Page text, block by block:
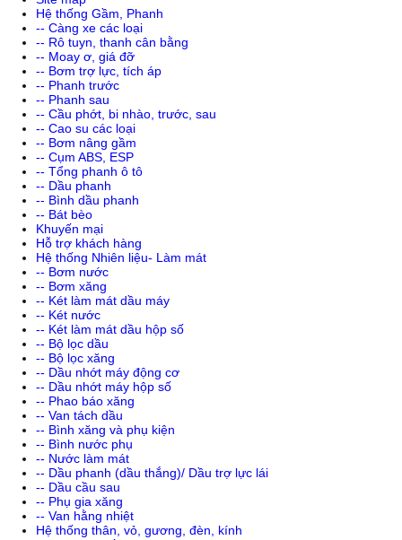
Hệ thống Gầm, Phanh
-- Càng xe các loại
-- Rô tuyn, thanh cân bằng
-- Moay ơ, giá đỡ
-- Bơm trợ lực, tích áp
-- Phanh trước
-- Phanh sau
-- Cầu phớt, bi nhào, trước, sau
-- Cao su các loại
-- Bơm nâng gầm
-- Cụm ABS, ESP
-- Tổng phanh ô tô
-- Dầu phanh
-- Bình dầu phanh
-- Bát bèo
Khuyến mại
Hỗ trợ khách hàng
Hệ thống Nhiên liệu- Làm mát
-- Bơm nước
-- Bơm xăng
-- Két làm mát dầu máy
-- Két nước
-- Két làm mát dầu hộp số
-- Bộ lọc dầu
-- Bộ lọc xăng
-- Dầu nhớt máy động cơ
-- Dầu nhớt máy hộp số
-- Phao báo xăng
-- Van tách dầu
-- Bình xăng và phụ kiện
-- Bình nước phụ
-- Nước làm mát
-- Dầu phanh (dầu thắng)/ Dầu trợ lực lái
-- Dầu cầu sau
-- Phụ gia xăng
-- Van hằng nhiệt
Hệ thống thân, vỏ, gương, đèn, kính